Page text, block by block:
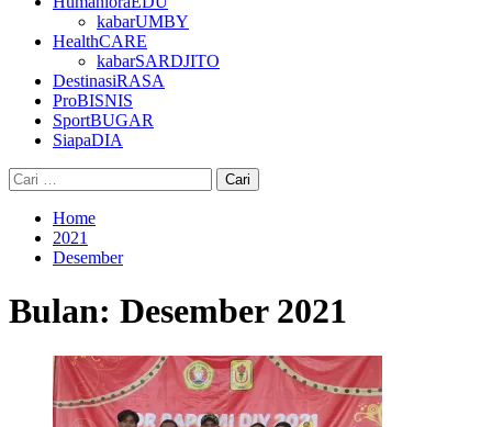
kabarUMBY
HealthCARE
kabarSARDJITO
DestinasiRASA
ProBISNIS
SportBUGAR
SiapaDIA
Cari
untuk:
Home
2021
Desember
Bulan: Desember 2021